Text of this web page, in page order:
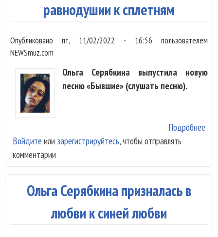
равнодушии к сплетням
Опубликованопт, 11/02/2022 - 16:56 пользователем
NEWSmuz.com
Ольга Серябкина выпустила новую
песню «Бывшие» (слушать песню).
Подробнее
Войдите или зарегистрируйтесь, чтобы отправлять
комментарии
Ольга Серябкина призналась в
любви к синей любви